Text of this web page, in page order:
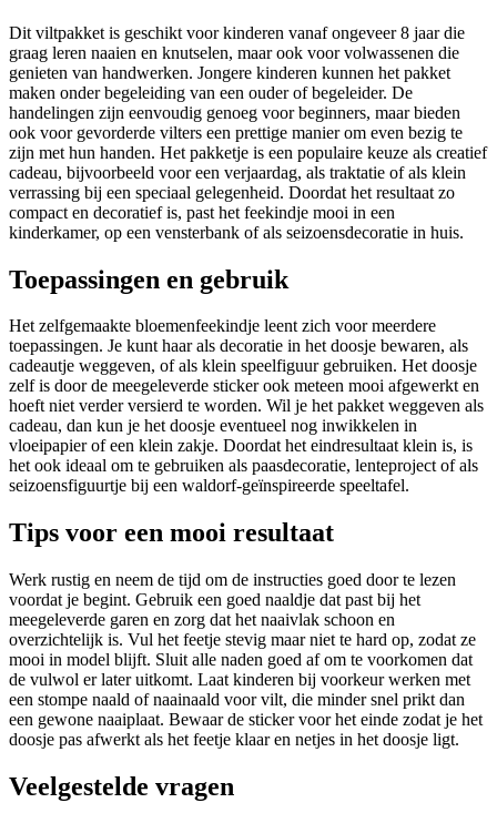
Dit viltpakket is geschikt voor kinderen vanaf ongeveer 8 jaar die
graag leren naaien en knutselen, maar ook voor volwassenen die
genieten van handwerken. Jongere kinderen kunnen het pakket
maken onder begeleiding van een ouder of begeleider. De
handelingen zijn eenvoudig genoeg voor beginners, maar bieden
ook voor gevorderde vilters een prettige manier om even bezig te
zijn met hun handen. Het pakketje is een populaire keuze als creatief
cadeau, bijvoorbeeld voor een verjaardag, als traktatie of als klein
verrassing bij een speciaal gelegenheid. Doordat het resultaat zo
compact en decoratief is, past het feekindje mooi in een
kinderkamer, op een vensterbank of als seizoensdecoratie in huis.
Toepassingen en gebruik
Het zelfgemaakte bloemenfeekindje leent zich voor meerdere
toepassingen. Je kunt haar als decoratie in het doosje bewaren, als
cadeautje weggeven, of als klein speelfiguur gebruiken. Het doosje
zelf is door de meegeleverde sticker ook meteen mooi afgewerkt en
hoeft niet verder versierd te worden. Wil je het pakket weggeven als
cadeau, dan kun je het doosje eventueel nog inwikkelen in
vloeipapier of een klein zakje. Doordat het eindresultaat klein is, is
het ook ideaal om te gebruiken als paasdecoratie, lenteproject of als
seizoensfiguurtje bij een waldorf-geïnspireerde speeltafel.
Tips voor een mooi resultaat
Werk rustig en neem de tijd om de instructies goed door te lezen
voordat je begint. Gebruik een goed naaldje dat past bij het
meegeleverde garen en zorg dat het naaivlak schoon en
overzichtelijk is. Vul het feetje stevig maar niet te hard op, zodat ze
mooi in model blijft. Sluit alle naden goed af om te voorkomen dat
de vulwol er later uitkomt. Laat kinderen bij voorkeur werken met
een stompe naald of naainaald voor vilt, die minder snel prikt dan
een gewone naaiplaat. Bewaar de sticker voor het einde zodat je het
doosje pas afwerkt als het feetje klaar en netjes in het doosje ligt.
Veelgestelde vragen